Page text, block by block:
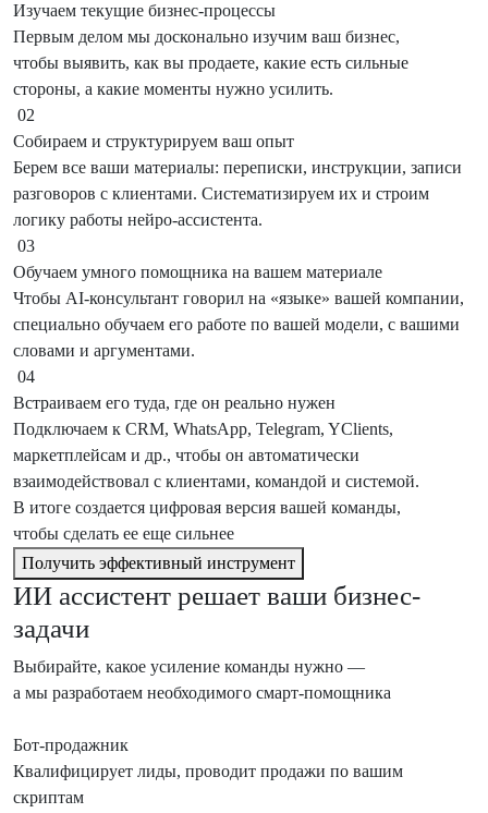
Изучаем текущие бизнес-процессы
Первым делом мы досконально изучим ваш бизнес,
чтобы выявить, как вы продаете, какие есть сильные
стороны, а какие моменты нужно усилить.
02
Собираем и структурируем ваш опыт
Берем все ваши материалы: переписки, инструкции, записи
разговоров с клиентами. Систематизируем их и строим
логику работы нейро-ассистента.
03
Обучаем умного помощника на вашем материале
Чтобы AI-консультант говорил на «языке» вашей компании,
специально обучаем его работе по вашей модели, с вашими
словами и аргументами.
04
Встраиваем его туда, где он реально нужен
Подключаем к CRM, WhatsApp, Telegram, YClients,
маркетплейсам и др., чтобы он автоматически
взаимодействовал с клиентами, командой и системой.
В итоге создается цифровая версия вашей команды,
чтобы сделать ее еще сильнее
Получить эффективный инструмент
ИИ ассистент решает ваши бизнес-
задачи
Выбирайте, какое усиление команды нужно —
а мы разработаем необходимого смарт-помощника
Бот-продажник
Квалифицирует лиды, проводит продажи по вашим
скриптам